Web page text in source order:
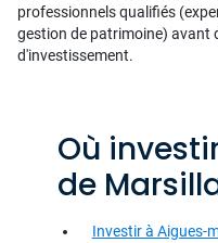
professionnels qualifiés
gestion de patrimoine) avant
d'investissement.
Où
de
Investir à Aigues-